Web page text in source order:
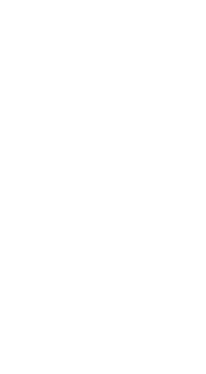
e
de una
las
según